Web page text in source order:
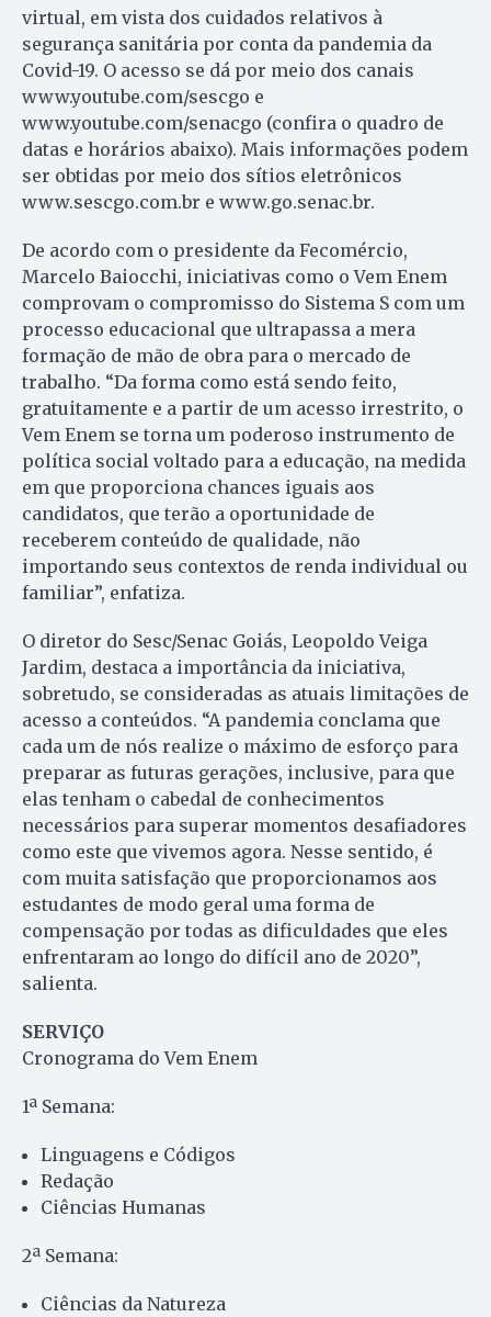
virtual, em vista dos cuidados relativos à
segurança sanitária por conta da pandemia da
Covid-19. O acesso se dá por meio dos canais
www.youtube.com/sescgo e
www.youtube.com/senacgo (confira o quadro de
datas e horários abaixo). Mais informações podem
ser obtidas por meio dos sítios eletrônicos
www.sescgo.com.br e www.go.senac.br.
De acordo com o presidente da Fecomércio,
Marcelo Baiocchi, iniciativas como o Vem Enem
comprovam o compromisso do Sistema S com um
processo educacional que ultrapassa a mera
formação de mão de obra para o mercado de
trabalho. “Da forma como está sendo feito,
gratuitamente e a partir de um acesso irrestrito, o
Vem Enem se torna um poderoso instrumento de
política social voltado para a educação, na medida
em que proporciona chances iguais aos
candidatos, que terão a oportunidade de
receberem conteúdo de qualidade, não
importando seus contextos de renda individual ou
familiar”, enfatiza.
O diretor do Sesc/Senac Goiás, Leopoldo Veiga
Jardim, destaca a importância da iniciativa,
sobretudo, se consideradas as atuais limitações de
acesso a conteúdos. “A pandemia conclama que
cada um de nós realize o máximo de esforço para
preparar as futuras gerações, inclusive, para que
elas tenham o cabedal de conhecimentos
necessários para superar momentos desafiadores
como este que vivemos agora. Nesse sentido, é
com muita satisfação que proporcionamos aos
estudantes de modo geral uma forma de
compensação por todas as dificuldades que eles
enfrentaram ao longo do difícil ano de 2020”,
salienta.
SERVIÇO
Cronograma do Vem Enem
1ª Semana:
Linguagens e Códigos
Redação
Ciências Humanas
2ª Semana:
Ciências da Natureza